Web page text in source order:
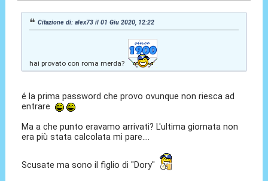
Citazione di: alex73 il 01 Giu 2020, 12:22
hai provato con roma merda?
é la prima password che provo ovunque non riesca ad
entrare
Ma a che punto eravamo arrivati? L'ultima giornata non
era più stata calcolata mi pare....
Scusate ma sono il figlio di "Dory"